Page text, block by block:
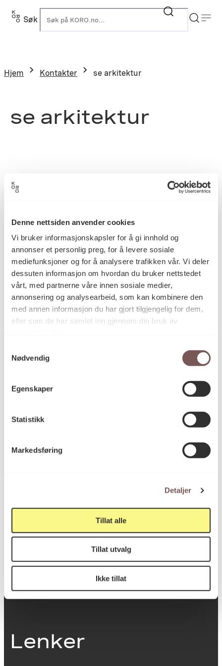
Denne nettsiden anvender cookies
Vi bruker informasjonskapsler for å gi innhold og
annonser et personlig preg, for å levere sosiale
mediefunksjoner og for å analysere trafikken vår. Vi deler
dessuten informasjon om hvordan du bruker nettstedet
vårt, med partnerne våre innen sosiale medier,
annonsering og analysearbeid, som kan kombinere den
med annen informasjon du har gjort tilgjengelig for dem,
eller som de har samlet inn gjennom din bruk av
Nødvendig
Egenskaper
Statistikk
Markedsføring
Detaljer
Tillat alle
Tillat utvalg
Ikke tillat
Søk
Hjem Kontakter se arkitektur
se arkitektur
Postadresse
Postboks 6994
St. Olavs plass
0130 Oslo
post@koro.no
Besøksadresse
Victoria Terrasse 11
0251 Oslo
Viktig info
Utbetaling og fakturering
Om opphavsrett
Dokumentasjonsskjema
Last ned logo
Lenker